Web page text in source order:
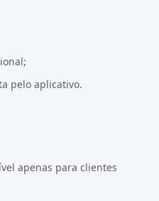
pelo aplicativo.
apenas para clientes